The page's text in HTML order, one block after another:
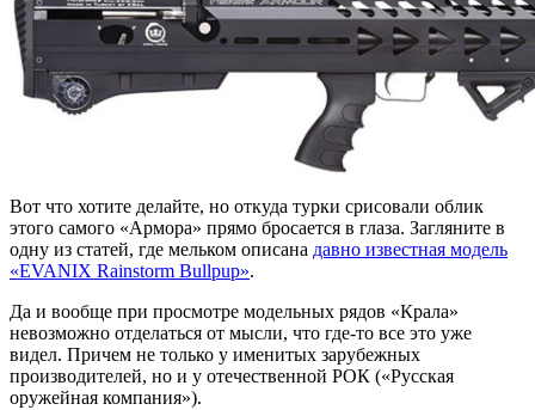
Вот что хотите делайте, но откуда турки срисовали облик
этого самого «Армора» прямо бросается в глаза. Загляните в
одну из статей, где мельком описана давно известная модель
«EVANIX Rainstorm Bullpup».
Да и вообще при просмотре модельных рядов «Крала»
невозможно отделаться от мысли, что где-то все это уже
видел. Причем не только у именитых зарубежных
производителей, но и у отечественной РОК («Русская
оружейная компания»).